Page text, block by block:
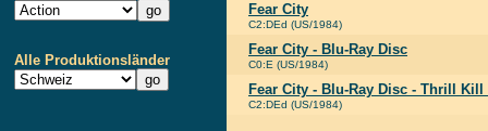
Alle Produktionsländer
Fear City
C2:DEd (US/1984)
Fear City - Blu-Ray Disc
C0:E (US/1984)
Fear City - Blu-Ray Disc - Thrill
C2:DEd (US/1984)